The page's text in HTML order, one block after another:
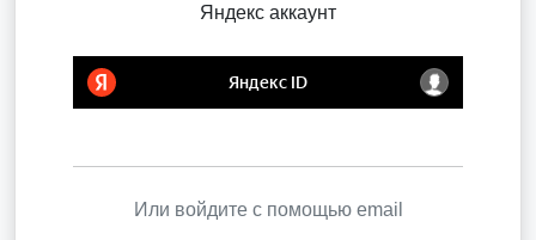
Яндекс аккаунт
Или войдите с помощью email